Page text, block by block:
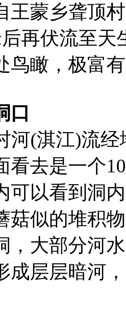
王蒙乡聋顶
再伏流至
鸟瞰，极富
口
(淇江)流经
看去是一个
可以看到洞
菇似的堆积
，大部分河
成层层暗河